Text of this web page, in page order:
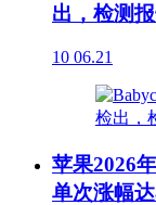
出，检测
10 06.21
苹果2026
单次涨幅